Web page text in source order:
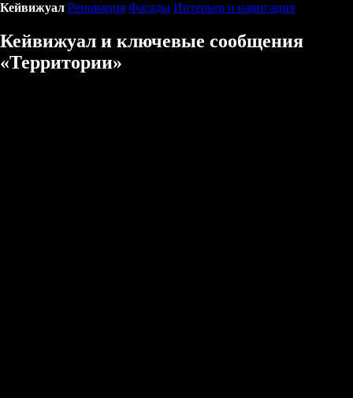
Кейвижуал Реновация Фасады Интерьер и навигация
Кейвижуал и ключевые сообщения
«Территории»